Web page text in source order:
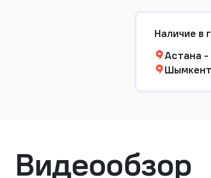
Наличие в
Астана -
Шымкент
Видеообзор